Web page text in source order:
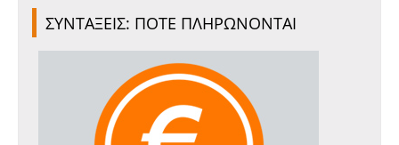
ΣΥΝΤΑΞΕΙΣ: ΠΟΤΕ ΠΛΗΡΩΝΟΝΤΑΙ